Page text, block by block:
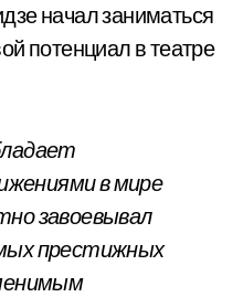
начал заниматься
потенциал в театре
в мире
завоевывал
престижных